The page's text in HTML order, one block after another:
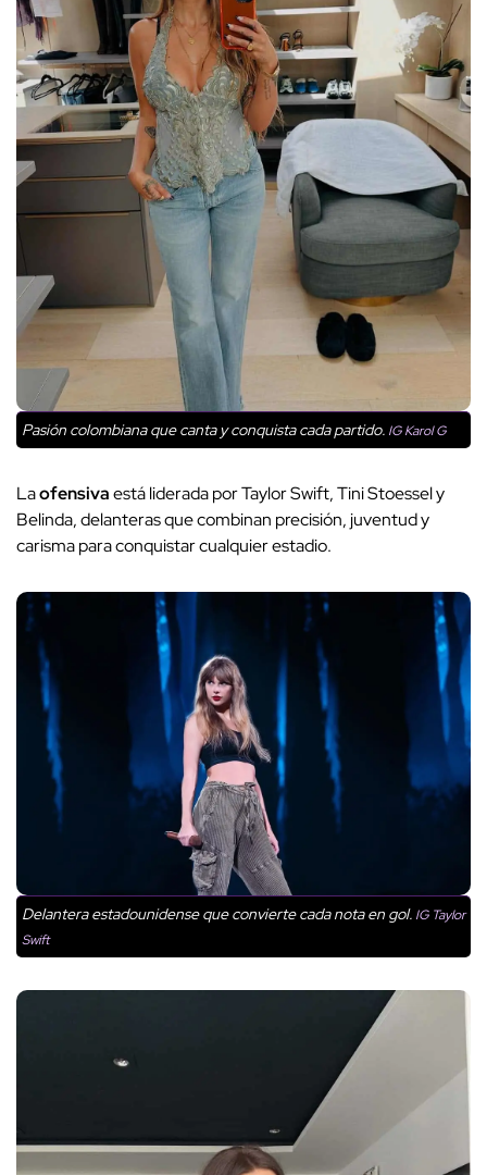
Pasión colombiana que canta y conquista cada partido. IG Karol G
Laofensivaestá liderada por Taylor Swift, Tini Stoessel y
Belinda, delanteras que combinan precisión, juventud y
carisma para conquistar cualquier estadio.
Delantera estadounidense que convierte cada nota en gol. IG Taylor
Swift